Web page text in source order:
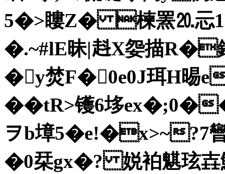
5�>瞜Z� 楝罴⒛忈
�.~#lE昧|﨣X妴描R�
�y焚F�0e0J珥H晹e
��tR>镬6垑ex�;0�
ヲb墇5�e!�x>~
�0栞gx�? 娧袙魌玹壵